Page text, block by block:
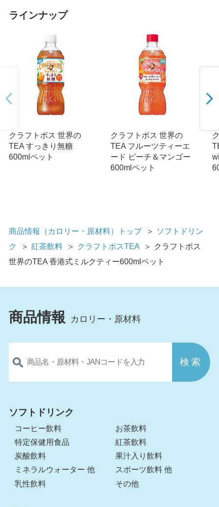
ラインナップ
クラフトボス 世界の
TEA すっきり無糖
600mlペット
クラフトボス 世界の
TEA フルーツティーエ
ード ピーチ＆マンゴー
600mlペット
商品情報（カロリー・原材料）トップ ＞
ソフトドリン
ク
＞ 紅茶飲料 ＞ クラフトボスTEA ＞
クラフトボス
世界のTEA 香港式ミルクティー600mlペット
商品情報 カロリー・原材料
ソフトドリンク
コーヒー飲料
お茶飲料
特定保健用食品
紅茶飲料
炭酸飲料
果汁入り飲料
ミネラルウォーター 他
スポーツ飲料 他
乳性飲料
その他